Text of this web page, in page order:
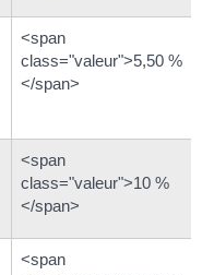
<span
class="valeur">5,50 %
</span>
<span
class="valeur">10 %
</span>
<span